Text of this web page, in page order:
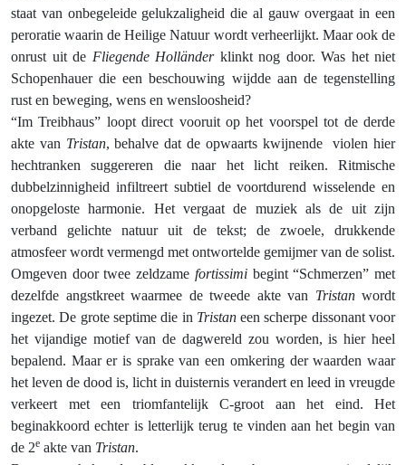
staat van onbegeleide gelukzaligheid die al gauw overgaat in een
peroratie waarin de Heilige Natuur wordt verheerlijkt. Maar ook de
onrust uit de Fliegende Holländerklinkt nog door. Was het niet
Schopenhauer die een beschouwing wijdde aan de tegenstelling
rust en beweging, wens en wensloosheid?
“Im Treibhaus” loopt direct vooruit op het voorspel tot de derde
akte van Tristan, behalve dat de opwaarts kwijnende
violen hier
hechtranken suggereren die naar het licht reiken. Ritmische
dubbelzinnigheid infiltreert subtiel de voortdurend wisselende en
onopgeloste harmonie. Het vergaat de muziek als de uit zijn
verband gelichte natuur uit de tekst; de zwoele, drukkende
atmosfeer wordt vermengd met ontwortelde gemijmer van de solist.
Omgeven door twee zeldzame fortissimibegint “Schmerzen” met
dezelfde angstkreet waarmee de tweede akte van Tristanwordt
ingezet. De grote septime die in Tristaneen scherpe dissonant voor
het vijandige motief van de dagwereld zou worden, is hier heel
bepalend. Maar er is sprake van een omkering der waarden waar
het leven de dood is, licht in duisternis verandert en leed in vreugde
verkeert met een triomfantelijk C-groot aan het eind. Het
beginakkoord echter is letterlijk terug te vinden aan het begin van
de 2e akte van Tristan.